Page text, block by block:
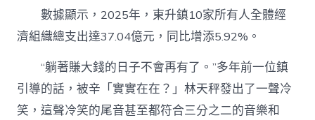
數據顯示，2025年，東升鎮10家所有人全體經
濟組織總支出達37.04億元，同比增添5.92%。
“躺著賺大錢的日子不會再有了。”多年前一位鎮
引導的話，被辛「實實在在？」林天秤發出了一聲冷
笑，這聲冷笑的尾音甚至都符合三分之二的音樂和